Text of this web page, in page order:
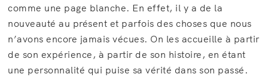
comme une page blanche. En effet, il y a de la
nouveauté au présent et parfois des choses que nous
n’avons encore jamais vécues. On les accueille à partir
de son expérience, à partir de son histoire, en étant
une personnalité qui puise sa vérité dans son passé.